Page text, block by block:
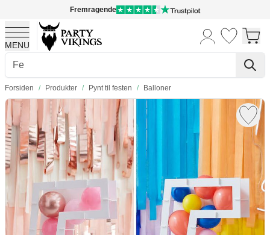
Fremragende
MENU
Skip to Content
Forsiden / Produkter / Pynt til festen / Balloner